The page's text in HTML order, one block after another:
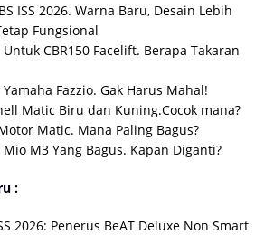
ISS 2026. Warna Baru, Desain Lebih
Fungsional
CBR150 Facelift. Berapa Takaran
Fazzio. Gak Harus Mahal!
Matic Biru dan Kuning.Cocok mana?
Matic. Mana Paling Bagus?
M3 Yang Bagus. Kapan Diganti?
:
2026: Penerus BeAT Deluxe Non Smart